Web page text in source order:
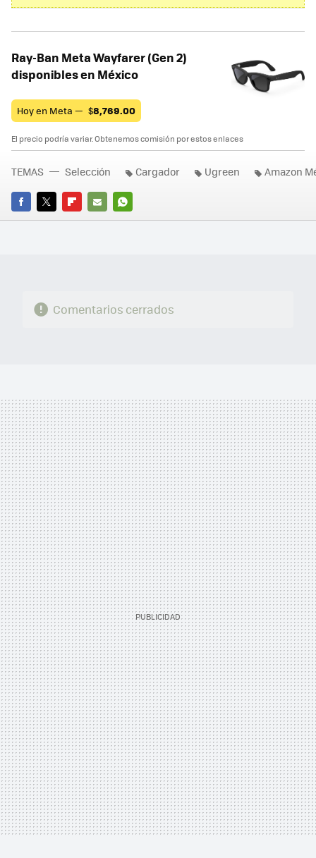
Ray-Ban Meta Wayfarer (Gen 2)
disponibles en México
Hoy en Meta — $8,769.00
El precio podría variar. Obtenemos comisión por estos enlaces
FACEBOOK
TWITTERFLIPBOARD
E-
WHATSAPP
TEMAS Selección Cargador Ugreen Amazon
Comentarios cerrados